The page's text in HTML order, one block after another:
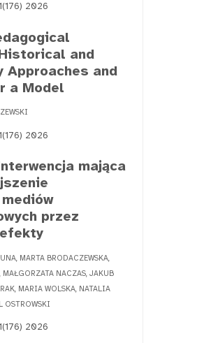
2026
and
Approaches and
a Model
2026
mająca
przez
MARTA BRODACZEWSKA,
MAŁGORZATA NACZAS, JAKUB
MARIA WOLSKA, NATALIA
OSTROWSKI
2026